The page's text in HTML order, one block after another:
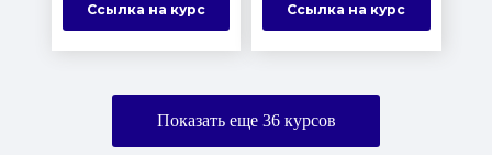
Ссылка на курс Ссылка на курс
Показать еще 36курсов